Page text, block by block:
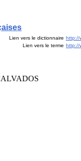
Lien vers le dictionnaire http://
Lien vers le terme http://